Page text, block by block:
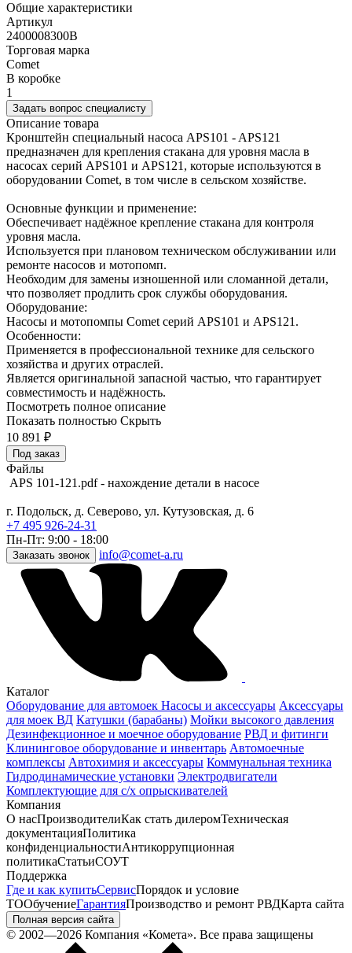
Общие характеристики
Артикул
2400008300B
Торговая марка
Comet
В коробке
1
Задать вопрос специалисту
Описание товара
Кронштейн специальный насоса APS101 - APS121
предназначен для крепления стакана для уровня масла в
насосах серий APS101 и APS121, которые используются в
оборудовании Comet, в том числе в сельском хозяйстве.
Основные функции и применение:
Обеспечивает надёжное крепление стакана для контроля
уровня масла.
Используется при плановом техническом обслуживании или
ремонте насосов и мотопомп.
Необходим для замены изношенной или сломанной детали,
что позволяет продлить срок службы оборудования.
Оборудование:
Насосы и мотопомпы Comet серий APS101 и APS121.
Особенности:
Применяется в профессиональной технике для сельского
хозяйства и других отраслей.
Является оригинальной запасной частью, что гарантирует
совместимость и надёжность.
Посмотреть полное описание
Показать полностью Скрыть
10 891 ₽
Под заказ
Файлы
APS 101-121.pdf - нахождение детали в насосе
г. Подольск, д. Северово, ул. Кутузовская, д. 6
+7 495 926-24-31
Пн-Пт: 9:00 - 18:00
Заказать звонок info@comet-a.ru
Каталог
Оборудование для автомоек Насосы и аксессуары Аксессуары
для моек ВД Катушки (барабаны) Мойки высокого давления
Дезинфекционное и моечное оборудование РВД и фитинги
Клининговое оборудование и инвентарь Автомоечные
комплексы Автохимия и аксессуары Коммунальная техника
Гидродинамические установки Электродвигатели
Комплектующие для с/х опрыскивателей
Компания
О насПроизводителиКак стать дилеромТехническая
документацияПолитика
конфиденциальностиАнтикоррупционная
политикаСтатьиСОУТ
Поддержка
Где и как купитьСервисПорядок и условие
ТООбучениеГарантияПроизводство и ремонт РВДКарта сайта
Полная версия сайта
© 2002—2026 Компания «Комета». Все права защищены